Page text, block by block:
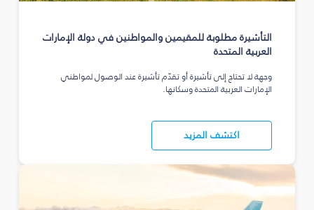
التأشيرة مطلوبة للمقيمين والمواطنين في دولة الإمارات
العربية المتحدة
وجهة لا تحتاج إلى تأشيرة أو تقدّم تأشيرة عند الوصول لمواطني
الإمارات العربية المتحدة وسكانها.
اكتشف المزيد